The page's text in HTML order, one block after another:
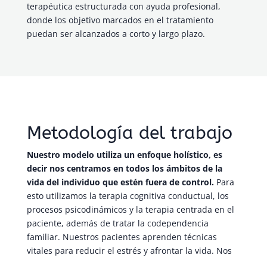
terapéutica estructurada con ayuda profesional,
donde los objetivo marcados en el tratamiento
puedan ser alcanzados a corto y largo plazo.
Metodología del trabajo
Nuestro modelo utiliza un enfoque holístico, es
decir nos centramos en todos los ámbitos de la
vida del individuo que estén fuera de control. Para
esto utilizamos la terapia cognitiva conductual, los
procesos psicodinámicos y la terapia centrada en el
paciente, además de tratar la codependencia
familiar. Nuestros pacientes aprenden técnicas
vitales para reducir el estrés y afrontar la vida. Nos